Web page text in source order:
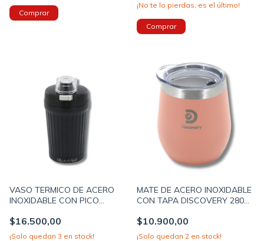
¡No te lo pierdas, es el último!
VASO TERMICO DE ACERO
INOXIDABLE CON PICO
LLAVERO COLOR NEGRO
(18390A)
$16.500,00
¡Solo quedan 3 en stock!
MATE DE ACERO INOXIDABLE
CON TAPA DISCOVERY 280ML
$10.900,00
¡Solo quedan 2 en stock!